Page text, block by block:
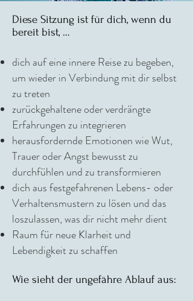
Diese Sitzung ist für dich, wenn du
bereit bist, …
dich auf eine innere Reise zu begeben,
um wieder in Verbindung mit dir selbst
zu treten
zurückgehaltene oder verdrängte
Erfahrungen zu integrieren
herausfordernde Emotionen wie Wut,
Trauer oder Angst bewusst zu
durchfühlen und zu transformieren
dich aus festgefahrenen Lebens- oder
Verhaltensmustern zu lösen und das
loszulassen, was dir nicht mehr dient
Raum für neue Klarheit und
Lebendigkeit zu schaffen
Wie sieht der ungefähre Ablauf aus: